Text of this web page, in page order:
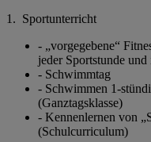
1. Sportunterricht
- „vorgegebene“
jeder Sportstunde
- Schwimmtag
- Schwimmen 1-
(Ganztagsklasse)
- Kennenlernen von
(Schulcurriculum)